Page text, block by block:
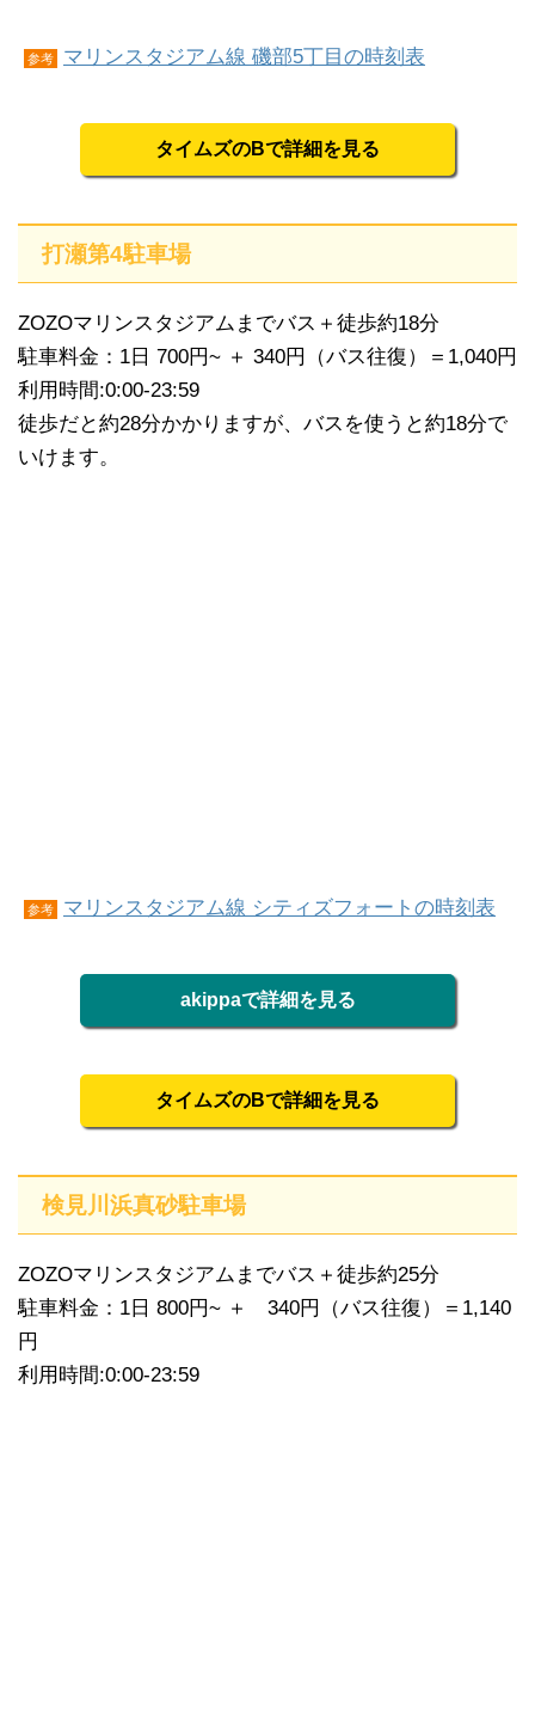
参考 マリンスタジアム線 磯部5丁目の時刻表
タイムズのBで詳細を見る
打瀬第4駐車場
ZOZOマリンスタジアムまでバス＋徒歩約18分
駐車料金：1日 700円~ ＋ 340円（バス往復）＝1,040円
利用時間:0:00-23:59
徒歩だと約28分かかりますが、バスを使うと約18分で
いけます。
参考 マリンスタジアム線 シティズフォートの時刻表
akippaで詳細を見る
タイムズのBで詳細を見る
検見川浜真砂駐車場
ZOZOマリンスタジアムまでバス＋徒歩約25分
駐車料金：1日 800円~ ＋ 340円（バス往復）＝1,140
円
利用時間:0:00-23:59